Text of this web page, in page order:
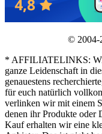
© 2004-
* AFFILIATELINKS:
ganze Leidenschaft in
genauestens
für euch natürlich
verlinken wir mit einem
denen ihr Produkte oder
Kauf erhalten wir eine